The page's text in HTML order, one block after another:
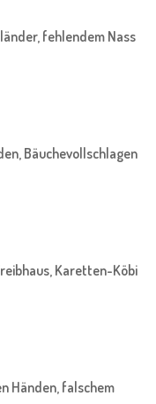
fehlendem Nass
Bäuchevollschlagen
Karetten-Köbi
Händen, falschem